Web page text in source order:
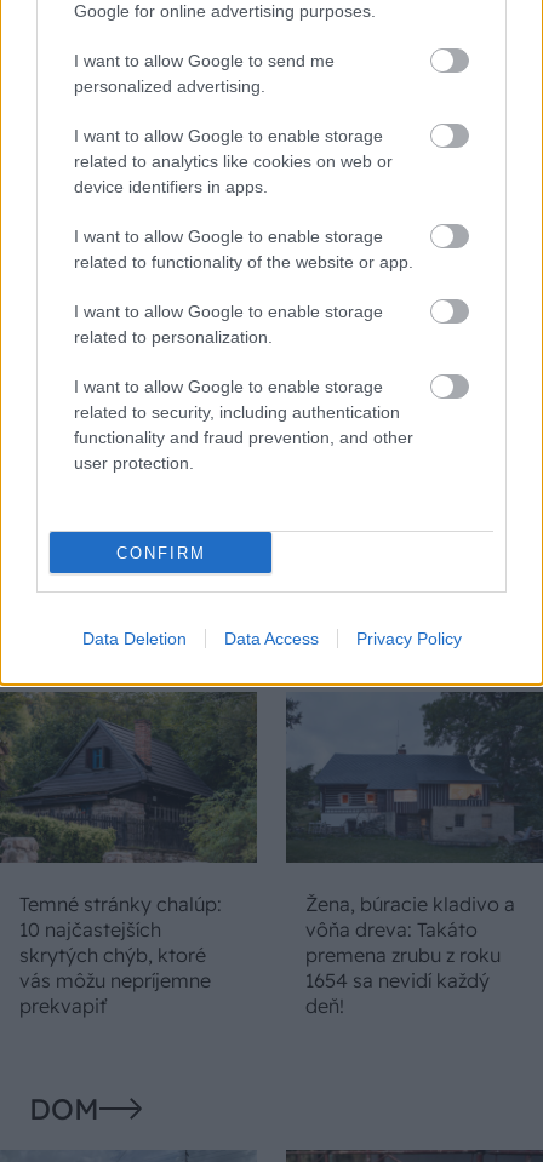
Google for online advertising purposes.
I want to allow Google to send me
personalized advertising.
I want to allow Google to enable storage
related to analytics like cookies on web or
device identifiers in apps.
I want to allow Google to enable storage
related to functionality of the website or app.
I want to allow Google to enable storage
related to personalization.
I want to allow Google to enable storage
related to security, including authentication
functionality and fraud prevention, and other
user protection.
CONFIRM
Data Deletion Data Access Privacy Policy
Nemusí to byť len
krások, ktoré rozžiaria
vašu záhradu
Môže aspirín zachrániť
rastliny? Pravda vás
možno prekvapí
CHALUPA
starú chalupu na
nepoznanie: Keď
vojdete dnu, zabudnete,
dokáže aj podpísať.
Čičmanoch si postavil
duchu tradícií
Temné stránky chalúp:
10 najčastejších
skrytých chýb, ktoré
vás môžu nepríjemne
prekvapiť
Žena, búracie kladivo a
vôňa dreva: Takáto
premena zrubu z roku
1654 sa nevidí každý
deň!
DOM